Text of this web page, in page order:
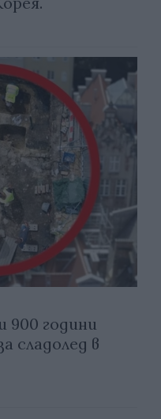
900 години
сладолед в